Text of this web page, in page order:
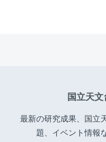
国立天
最新の研究成果、国立
題、イベント情報